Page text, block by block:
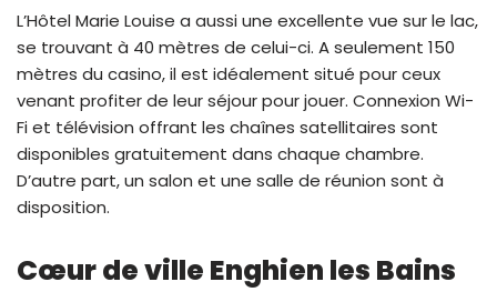
L’Hôtel Marie Louise a aussi une excellente vue sur le lac,
se trouvant à 40 mètres de celui-ci. A seulement 150
mètres du casino, il est idéalement situé pour ceux
venant profiter de leur séjour pour jouer. Connexion Wi-
Fi et télévision offrant les chaînes satellitaires sont
disponibles gratuitement dans chaque chambre.
D’autre part, un salon et une salle de réunion sont à
disposition.
Cœur de ville Enghien les Bains